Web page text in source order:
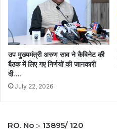
उप मुख्यमंत्री अरुण साव ने कैबिनेट की
बैठक में लिए गए निर्णयों की जानकारी
दी….
July 22, 2026
RO. No :- 13895/ 120